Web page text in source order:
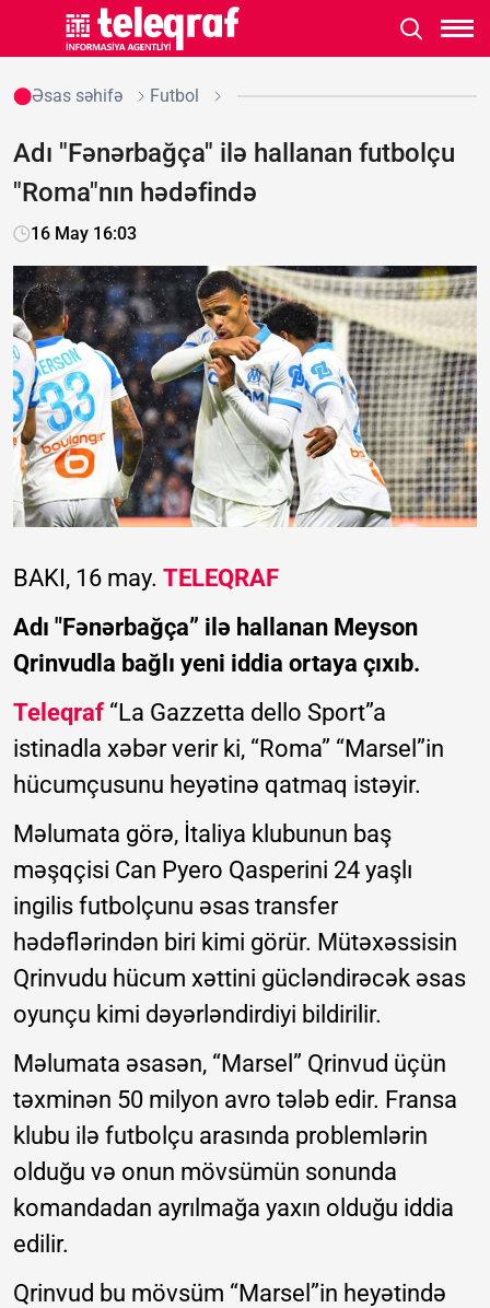
Əsas səhifə Futbol
Adı "Fənərbağça" ilə hallanan futbolçu
"Roma"nın hədəfində
16 May 16:03
BAKI, 16 may. TELEQRAF
Adı "Fənərbağça” ilə hallanan Meyson
Qrinvudla bağlı yeni iddia ortaya çıxıb.
Teleqraf “La Gazzetta dello Sport”a
istinadla xəbər verir ki, “Roma” “Marsel”in
hücumçusunu heyətinə qatmaq istəyir.
Məlumata görə, İtaliya klubunun baş
məşqçisi Can Pyero Qasperini 24 yaşlı
ingilis futbolçunu əsas transfer
hədəflərindən biri kimi görür. Mütəxəssisin
Qrinvudu hücum xəttini gücləndirəcək əsas
oyunçu kimi dəyərləndirdiyi bildirilir.
Məlumata əsasən, “Marsel” Qrinvud üçün
təxminən 50 milyon avro tələb edir. Fransa
klubu ilə futbolçu arasında problemlərin
olduğu və onun mövsümün sonunda
komandadan ayrılmağa yaxın olduğu iddia
edilir.
Qrinvud bu mövsüm “Marsel”in heyətində